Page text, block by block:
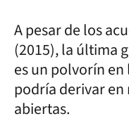
A pesar de los
(2015), la última
es un polvorín en
podría derivar
abiertas.